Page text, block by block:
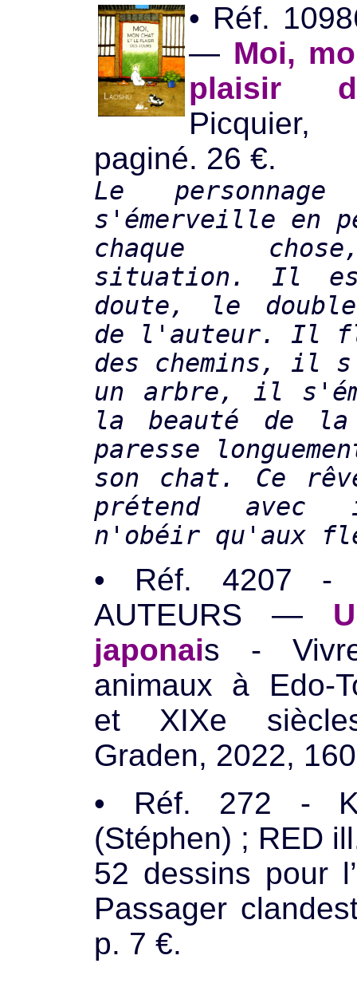
• Réf.
— Moi,
plaisir
Picquier,
paginé. 26 €.
Le
s'émerveille en
chaque
situation. Il
doute, le
de l'auteur. Il
des chemins, il
un arbre, il
la beauté de
paresse
son chat. Ce
prétend avec
n'obéir qu'aux
• Réf. 4207 -
AUTEURS —
japonais -
animaux à Edo-
et XIXe
Graden, 2022,
• Réf. 272 -
(Stéphen) ; RED
52 dessins pour
Passager
p. 7 €.